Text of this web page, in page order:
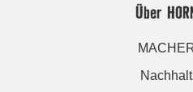
Über